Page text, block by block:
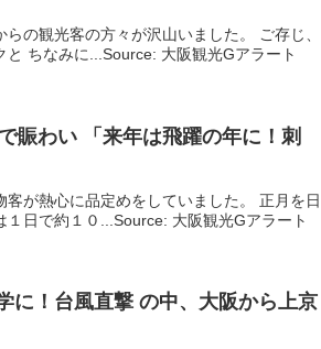
の観光客の方々が沢山いました。 ご存じ、
ちなみに...Source: 大阪観光Gアラート
賑わい 「来年は飛躍の年に！刺
が熱心に品定めをしていました。 正月を日
日で約１０...Source: 大阪観光Gアラート
本日は後援会の皆さん約50名が国会見学に！台風直撃 の中、 大阪から上京